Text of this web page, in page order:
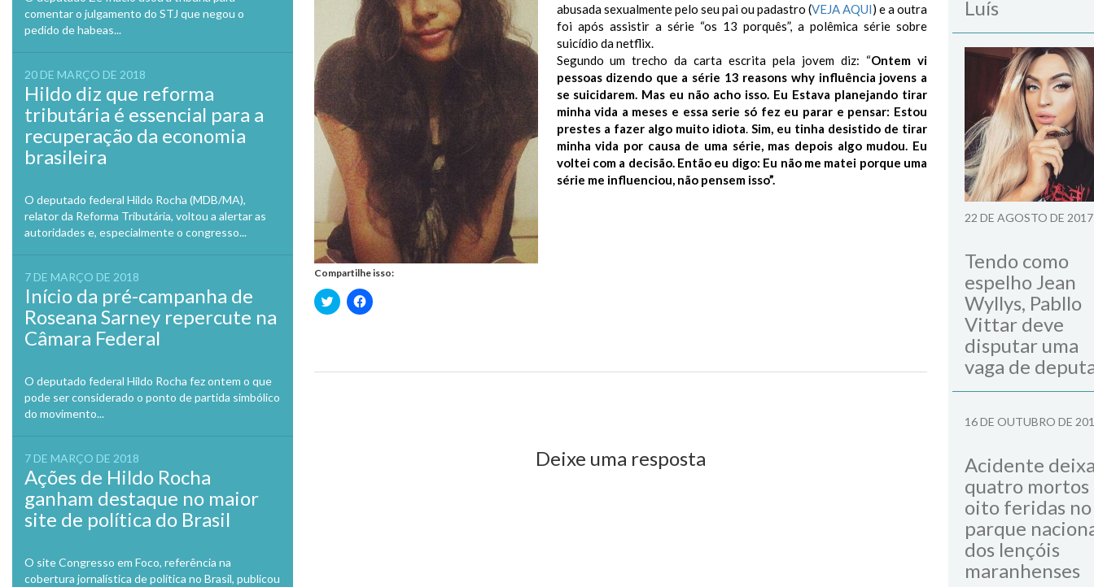
comentar o julgamento do STJ que negou o
pedido de habeas...
20 DE MARÇO DE 2018
Hildo diz que reforma
tributária é essencial para a
recuperação da economia
brasileira
O deputado federal Hildo Rocha (MDB/MA),
relator da Reforma Tributária, voltou a alertar as
autoridades e, especialmente o congresso...
7 DE MARÇO DE 2018
Início da pré-campanha de
Roseana Sarney repercute na
Câmara Federal
O deputado federal Hildo Rocha fez ontem o que
pode ser considerado o ponto de partida simbólico
do movimento...
7 DE MARÇO DE 2018
Ações de Hildo Rocha
ganham destaque no maior
site de política do Brasil
O site Congresso em Foco, referência na
cobertura jornalística de política no Brasil, publicou
abusada sexualmente pelo seu pai ou padastro (VEJA AQUI) e a outra
foi após assistir a série “os 13 porquês”, a polêmica série sobre
suicídio da netflix.
Segundo um trecho da carta escrita pela jovem diz: “Ontem vi
pessoas dizendo que a série 13 reasons why influência jovens a
se suicidarem. Mas eu não acho isso. Eu Estava planejando tirar
minha vida a meses e essa serie só fez eu parar e pensar: Estou
prestes a fazer algo muito idiota. Sim, eu tinha desistido de tirar
minha vida por causa de uma série, mas depois algo mudou. Eu
voltei com a decisão. Então eu digo: Eu não me matei porque uma
série me influenciou, não pensem isso”.
Compartilhe isso:
Clique
para
janela)
Clique
para
janela)
Deixe uma resposta
Luís
22 DE AGOSTO DE 2017
Tendo como
espelho Jean
Wyllys, Pabllo
Vittar deve
disputar uma
vaga de
16 DE OUTUBRO DE
Acidente
quatro mortos
oito feridas no
parque
dos lençóis
maranhenses